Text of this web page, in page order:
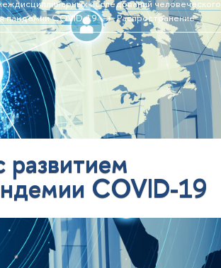
исследований человеческого
пандемии COVID-19
Распространение
развитием
COVID-19